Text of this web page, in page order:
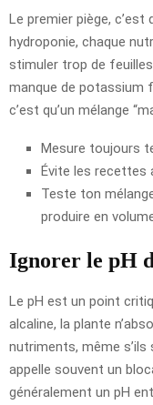
Le premier piège, c’est
hydroponie, chaque
stimuler trop de
manque de potassium
c’est qu’un mélange
Mesure toujours
Évite les recettes
Teste ton
produire en
Ignorer le pH
Le pH est un point
alcaline, la plante
nutriments, même s’ils
appelle souvent un
généralement un pH